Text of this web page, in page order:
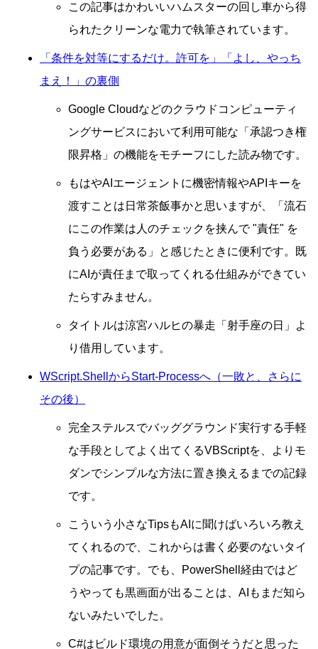
この記事はかわいいハムスターの回し車から得
られたクリーンな電力で執筆されています。
「条件を対等にするだけ。許可を」「よし、やっち
まえ！」の裏側
Google Cloudなどのクラウドコンピューティ
ングサービスにおいて利用可能な「承認つき権
限昇格」の機能をモチーフにした読み物です。
もはやAIエージェントに機密情報やAPIキーを
渡すことは日常茶飯事かと思いますが、「流石
にこの作業は人のチェックを挟んで 責任
を
負う必要がある」と感じたときに便利です。既
にAIが責任まで取ってくれる仕組みができてい
たらすみません。
タイトルは涼宮ハルヒの暴走「射手座の日」よ
り借用しています。
WScript.ShellからStart-Processへ（一敗と、さらに
その後）
完全ステルスでバッググラウンド実行する手軽
な手段としてよく出てくるVBScriptを、よりモ
ダンでシンプルな方法に置き換えるまでの記録
です。
こういう小さなTipsもAIに聞けばいろいろ教え
てくれるので、これからは書く必要のないタイ
プの記事です。でも、PowerShell経由ではど
うやっても黒画面が出ることは、AIもまだ知ら
ないみたいでした。
C#はビルド環境の用意が面倒そうだと思った